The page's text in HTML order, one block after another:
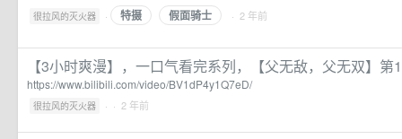
很拉风的灭火器 · 特摄 假面骑士 · 2 年前
【3小时爽漫】，一口气看完系列，【父无敌，父无双】
https://www.bilibili.com/video/BV1dP4y1Q7eD/
很拉风的灭火器 · · 2 年前